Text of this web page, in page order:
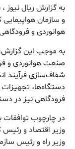
به گزارش ریال نیوز
و سازمان
هوانوردی و
به موجب این
صنعت هوانوردی و
شفاف‌سازی فرآیند
دستگاه‌ها،
فرودگاهی نیز در
در چارچوب
وزیر اقتصاد و
وزیر راه و رئیس